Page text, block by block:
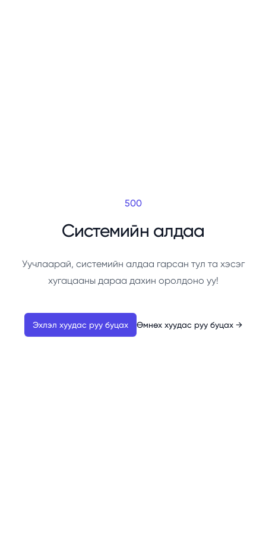
500
Системийн алдаа
Уучлаарай, системийн алдаа гарсан тул та хэсэг
хугацааны дараа дахин оролдоно уу!
Эхлэл хуудас руу буцах Өмнөх хуудас руу буцах →